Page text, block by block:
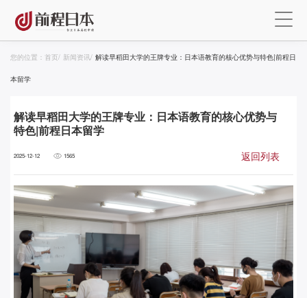
您的位置： 首页/ 新闻资讯/ 解读早稻田大学的王牌专业：日本语教育的核心优势与特色|前程日
本留学
解读早稻田大学的王牌专业：日本语教育的核心优势与
特色|前程日本留学
2025-12-12 1565 返回列表